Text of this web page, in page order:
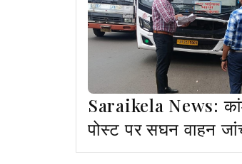
Saraikela News:
पोस्ट पर सघन वाहन
जागरूकता अभियान